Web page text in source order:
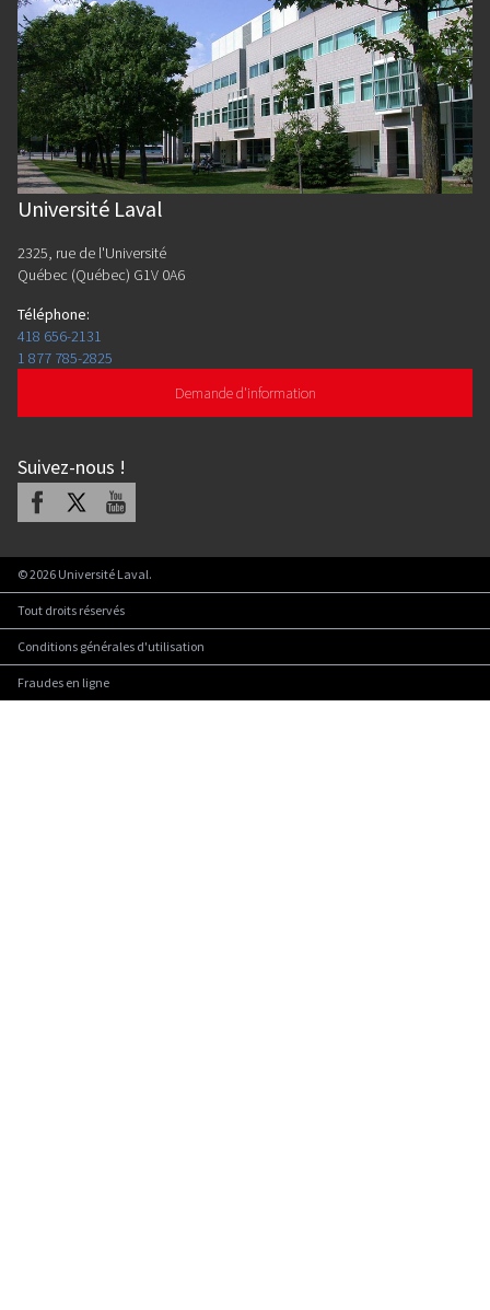
Université Laval
2325, rue de l'Université
Québec (Québec) G1V 0A6
Téléphone:
418 656-2131
1 877 785-2825
Demande d'information
Suivez-nous !
Facebook Youtube
©2026 Université Laval.
Tout droits réservés
Conditions générales d'utilisation
Fraudes en ligne